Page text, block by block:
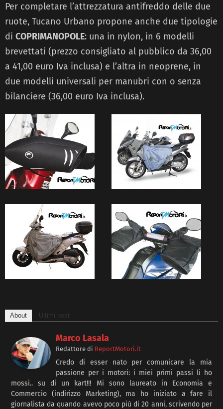
Per completare l’attrezzatura antifreddo delle due
ruote, Tucano Urbano propone anche due tipologie
di COPRIMANOPOLE: una in nylon, in 6 modelli
brevettati (prezzo consigliato al pubblico da 36,00
a 41,00 euro Iva inclusa) e l’altra in neoprene, in
due modelli universali per manubri con o senza
bilanciere (36,00 euro Iva inclusa).
About Ultimi post
Marco Lasala
Redattore di ReportMotori.it
Credo di esser nato per comunicare la mia
passione per i motori: i miei primi passi li ho
mossi.. su di un kart!!! Mi sono laureato in Economia e
Commercio (indirizzo Marketing), ma ho iniziato a fare il
giornalista da quando avevo poco più di 20 anni, scrivendo per